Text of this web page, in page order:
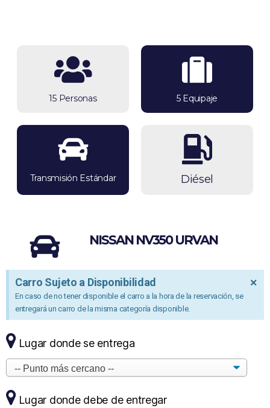
15 Personas 5 Equipaje
Transmisión Estándar Diésel
NISSAN NV350 URVAN
Carro Sujeto a Disponibilidad
En caso de no tener disponible el carro a la hora de la reservación, se
entregará un carro de la misma categoría disponible.
×
Lugar donde se entrega
Lugar donde debe de entregar